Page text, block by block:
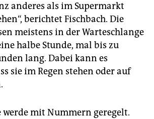
esim Bereich von Gemeinden und
mit 22 Ausgabestellen. Diese
von etwa 12.000 Haushalten
600 freiwilligen Helfern
anderes als im Supermarkt
berichtet Fischbach. Die
meistens in der Warteschlange
halbe Stunde, mal bis zu
lang. Dabei kann es
sie im Regen stehen oder auf
werde mit Nummern geregelt.